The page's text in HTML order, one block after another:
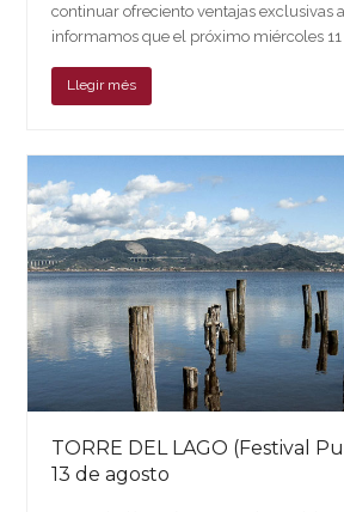
continuar ofreciento ventajas exclusivas
informamos que el próximo miércoles 11
Llegir més
TORRE DEL LAGO (Festival
13 de agosto